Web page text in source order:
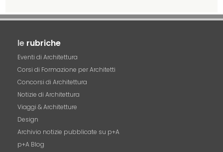
le rubriche
Eventi di Architettura
Corsi di Formazione per Architetti
Concorsi di Architettura
Notizie di Architettura
Viaggi & Architetture
Design
Archivio notizie pubblicate su p+A
p+A Blog